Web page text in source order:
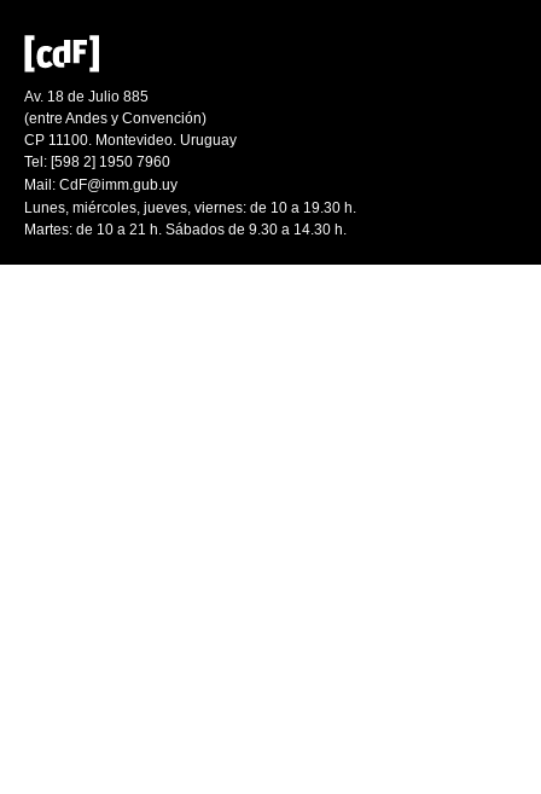
Av. 18 de Julio 885
(entre Andes y Convención)
CP 11100. Montevideo. Uruguay
Tel: [598 2] 1950 7960
Mail: CdF@imm.gub.uy
Lunes, miércoles, jueves, viernes: de 10 a 19.30 h.
Martes: de 10 a 21 h. Sábados de 9.30 a 14.30 h.